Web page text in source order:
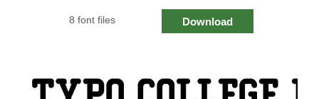
8 font files Download